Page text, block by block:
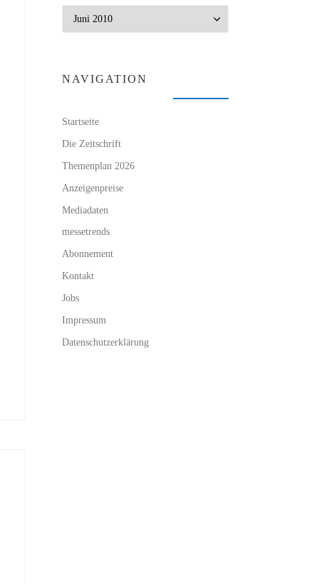
NAVIGATION
Startseite
Die Zeitschrift
Themenplan 2026
Anzeigenpreise
Mediadaten
messetrends
Abonnement
Kontakt
Jobs
Impressum
Datenschutzerklärung